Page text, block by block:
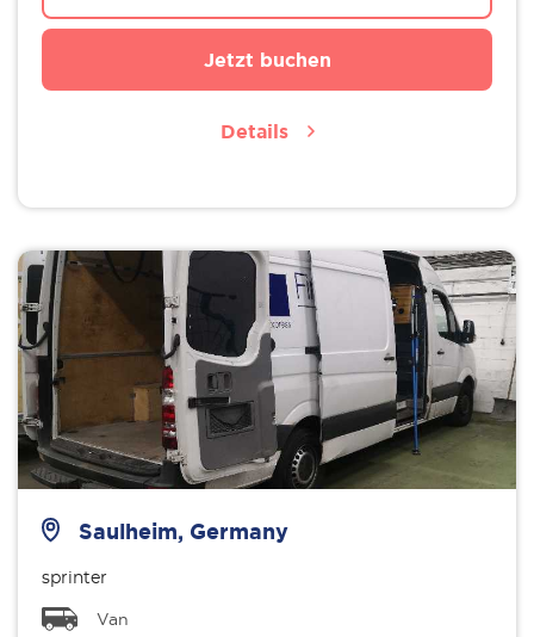
Jetzt buchen
Details
Saulheim, Germany
sprinter
Van